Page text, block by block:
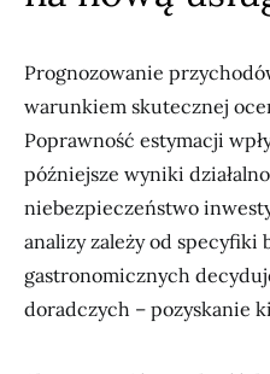
Prognozowanie
warunkiem skutecznej
Poprawność estymacji
późniejsze wyniki
niebezpieczeństwo
analizy zależy od specyfiki
gastronomicznych
doradczych – pozyskanie